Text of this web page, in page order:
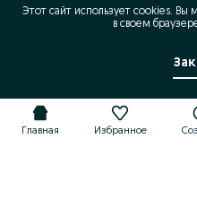
Главная Избранное
Этот сайт использует cookies.
в своeм